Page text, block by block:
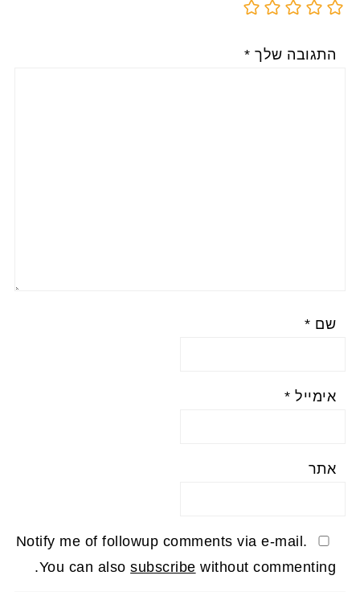
התגובה שלך *
שם *
אימייל *
אתר
Notify me of followup comments via e-mail.
You can alsosubscribe without commenting.